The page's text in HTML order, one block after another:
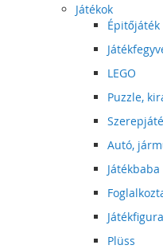
Játékok
Épitőjáték
LEGO
Puzzle,
Autó,
Játékbaba
Játékfigura
Plüss